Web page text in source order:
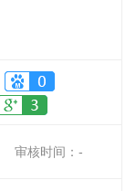
审核时间： -